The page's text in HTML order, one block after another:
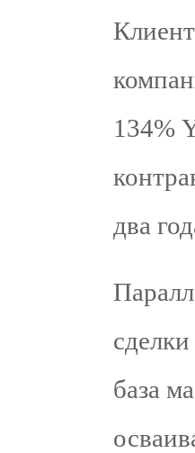
134%
два
база